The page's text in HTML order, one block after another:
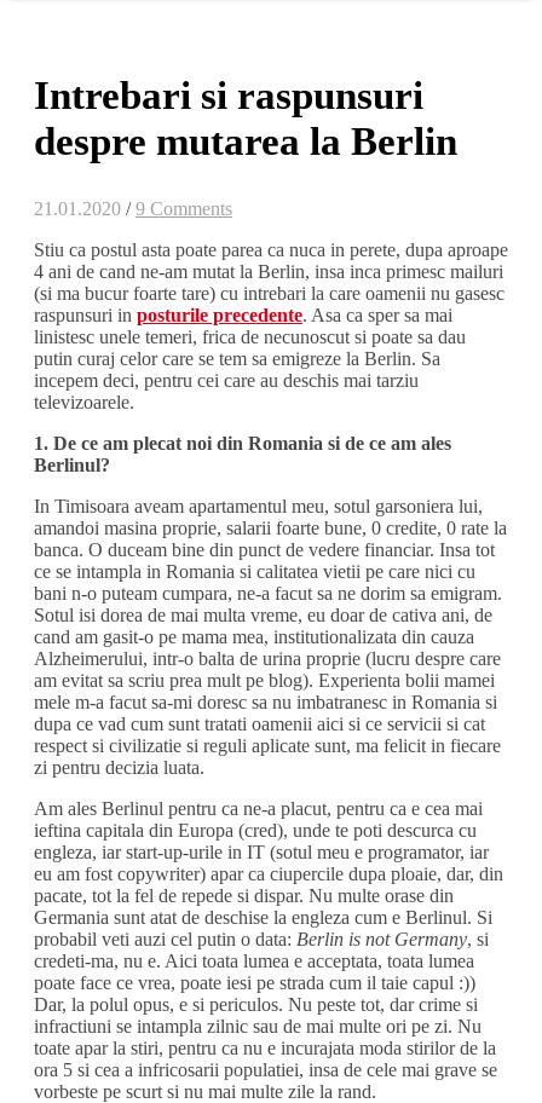
Intrebari si raspunsuri
despre mutarea la Berlin
21.01.2020 / 9 Comments
Stiu ca postul asta poate parea ca nuca in perete, dupa aproape
4 ani de cand ne-am mutat la Berlin, insa inca primesc mailuri
(si ma bucur foarte tare) cu intrebari la care oamenii nu gasesc
raspunsuri in posturile precedente. Asa ca sper sa mai
linistesc unele temeri, frica de necunoscut si poate sa dau
putin curaj celor care se tem sa emigreze la Berlin. Sa
incepem deci, pentru cei care au deschis mai tarziu
televizoarele.
1. De ce am plecat noi din Romania si de ce am ales
Berlinul?
In Timisoara aveam apartamentul meu, sotul garsoniera lui,
amandoi masina proprie, salarii foarte bune, 0 credite, 0 rate la
banca. O duceam bine din punct de vedere financiar. Insa tot
ce se intampla in Romania si calitatea vietii pe care nici cu
bani n-o puteam cumpara, ne-a facut sa ne dorim sa emigram.
Sotul isi dorea de mai multa vreme, eu doar de cativa ani, de
cand am gasit-o pe mama mea, institutionalizata din cauza
Alzheimerului, intr-o balta de urina proprie (lucru despre care
am evitat sa scriu prea mult pe blog). Experienta bolii mamei
mele m-a facut sa-mi doresc sa nu imbatranesc in Romania si
dupa ce vad cum sunt tratati oamenii aici si ce servicii si cat
respect si civilizatie si reguli aplicate sunt, ma felicit in fiecare
zi pentru decizia luata.
Am ales Berlinul pentru ca ne-a placut, pentru ca e cea mai
ieftina capitala din Europa (cred), unde te poti descurca cu
engleza, iar start-up-urile in IT (sotul meu e programator, iar
eu am fost copywriter) apar ca ciupercile dupa ploaie, dar, din
pacate, tot la fel de repede si dispar. Nu multe orase din
Germania sunt atat de deschise la engleza cum e Berlinul. Si
probabil veti auzi cel putin o data: Berlin is not Germany, si
credeti-ma, nu e. Aici toata lumea e acceptata, toata lumea
poate face ce vrea, poate iesi pe strada cum il taie capul :))
Dar, la polul opus, e si periculos. Nu peste tot, dar crime si
infractiuni se intampla zilnic sau de mai multe ori pe zi. Nu
toate apar la stiri, pentru ca nu e incurajata moda stirilor de la
ora 5 si cea a infricosarii populatiei, insa de cele mai grave se
vorbeste pe scurt si nu mai multe zile la rand.